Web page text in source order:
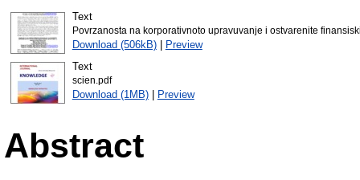
Text
Povrzanosta na korporativnoto upravuvanje i ostvarenite
Download (506kB)| Preview
Text
scien.pdf
Download (1MB)| Preview
Abstract